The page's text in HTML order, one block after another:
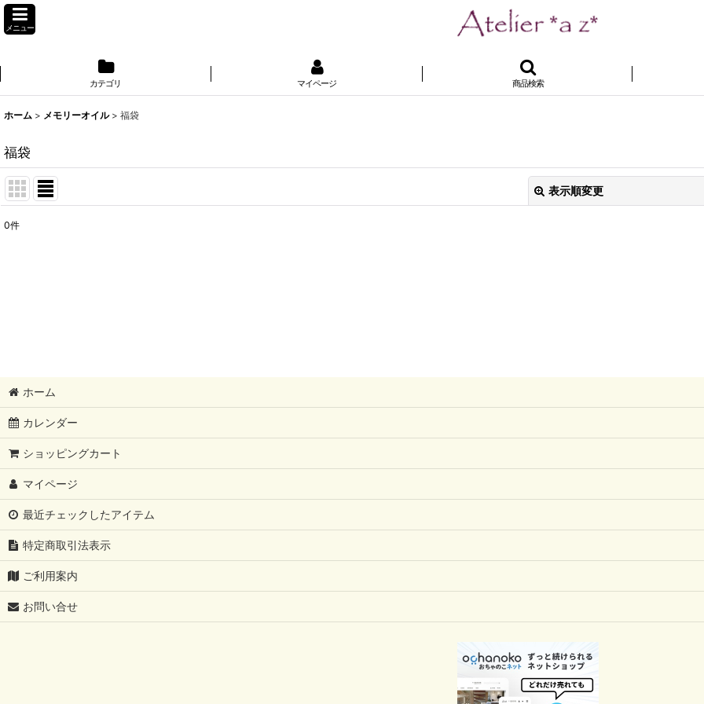
メニュー
カテゴリ マイページ 商品検索
ホーム > メモリーオイル > 福袋
福袋
表示順変更
0件
ホーム
カレンダー
ショッピングカート
マイページ
最近チェックしたアイテム
特定商取引法表示
ご利用案内
お問い合せ